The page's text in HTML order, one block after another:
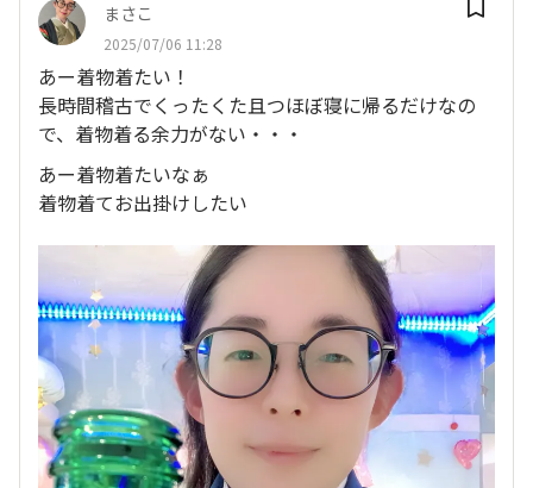
まさこ
2025/07/06 11:28
あー着物着たい！
長時間稽古でくったくた且つほぼ寝に帰るだけなの
で、着物着る余力がない・・・
あー着物着たいなぁ
着物着てお出掛けしたい